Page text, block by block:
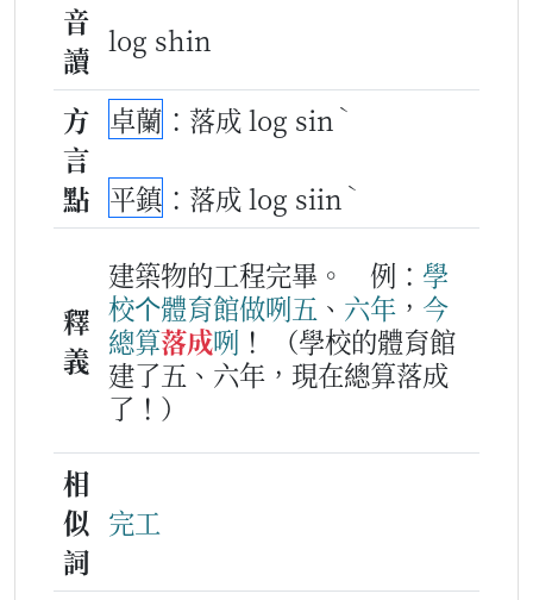
音
讀
log shin
方
言
點
卓蘭 ：落成 log sin ˋ
平鎮 ：落成 log siin ˋ
釋
義
建築物的工程完畢。 例： 學
校个體育館做咧五 、 六年 ， 今
總算落成咧 ！
（學校的體育館
建了五、六年，現在總算落成
了！）
相
似
詞
完工